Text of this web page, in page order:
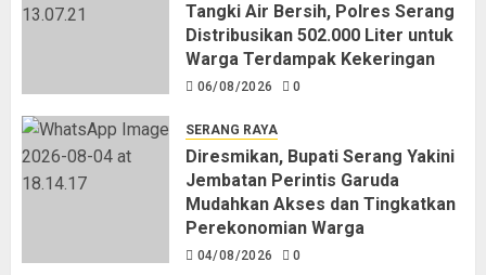
Tangki Air Bersih, Polres Serang
Distribusikan 502.000 Liter untuk
Warga Terdampak Kekeringan
06/08/2026 0
SERANG RAYA
Diresmikan, Bupati Serang Yakini
Jembatan Perintis Garuda
Mudahkan Akses dan Tingkatkan
Perekonomian Warga
04/08/2026 0